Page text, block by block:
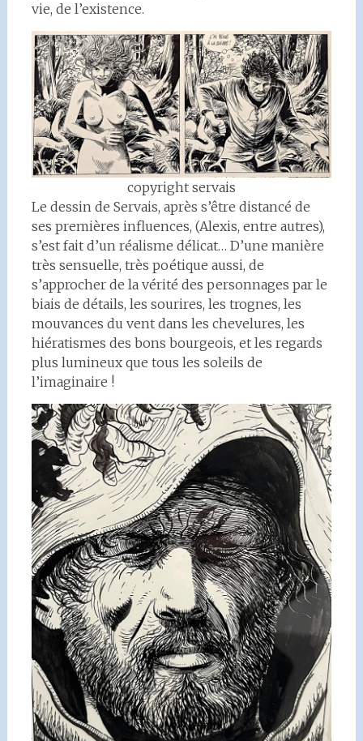
vie, de l’existence.
copyright servais
Le dessin de Servais, après s’être distancé de
ses premières influences, (Alexis, entre autres),
s’est fait d’un réalisme délicat… D’une manière
très sensuelle, très poétique aussi, de
s’approcher de la vérité des personnages par le
biais de détails, les sourires, les trognes, les
mouvances du vent dans les chevelures, les
hiératismes des bons bourgeois, et les regards
plus lumineux que tous les soleils de
l’imaginaire !